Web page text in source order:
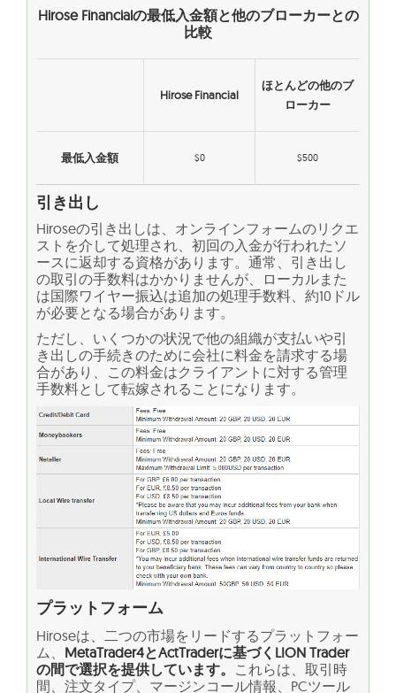
Hirose Financialの最低入金額と他のブローカーとの
比較
Hirose Financial
ほとんどの他のブ
ローカー
最低入金額 $0 $500
引き出し
Hiroseの引き出しは、オンラインフォームのリクエ
ストを介して処理され、初回の入金が行われたソ
ースに返却する資格があります。通常、引き出し
の取引の手数料はかかりませんが、ローカルまた
は国際ワイヤー振込は追加の処理手数料、約10ドル
が必要となる場合があります。
ただし、いくつかの状況で他の組織が支払いや引
き出しの手続きのために会社に料金を請求する場
合があり、この料金はクライアントに対する管理
手数料として転嫁されることになります。
プラットフォーム
Hiroseは、二つの市場をリードするプラットフォー
ム、 MetaTrader4とActTraderに基づくLION Trader
の間で選択を提供しています。 これらは、取引時
間、注文タイプ、マージンコール情報、PCツール